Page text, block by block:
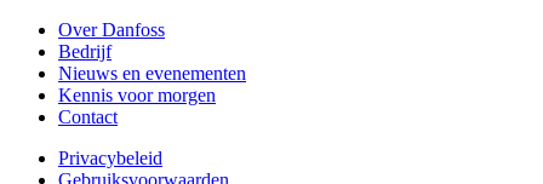
Over Danfoss
Bedrijf
Nieuws en evenementen
Kennis voor morgen
Contact
Privacybeleid
Gebruiksvoorwaarden